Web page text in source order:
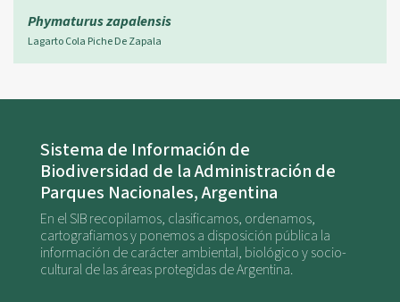
Phymaturus zapalensis
Lagarto Cola Piche De Zapala
Sistema de Información de
Biodiversidad de la Administración de
Parques Nacionales, Argentina
En el SIB recopilamos, clasificamos, ordenamos,
cartografiamos y ponemos a disposición pública la
información de carácter ambiental, biológico y socio-
cultural de las áreas protegidas de Argentina.